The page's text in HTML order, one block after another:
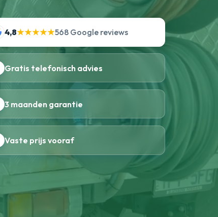
4,8★★★★★568 Google reviews
Gratis telefonisch advies
3 maanden garantie
Vaste prijs vooraf